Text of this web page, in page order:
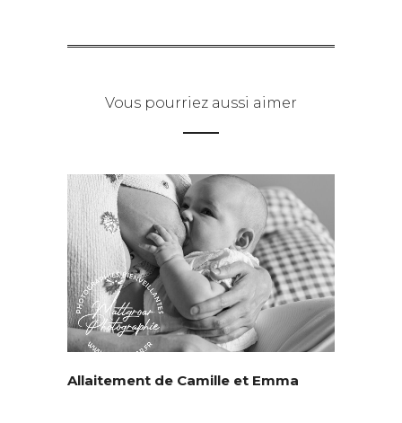
Vous pourriez aussi aimer
Allaitement de Camille et Emma